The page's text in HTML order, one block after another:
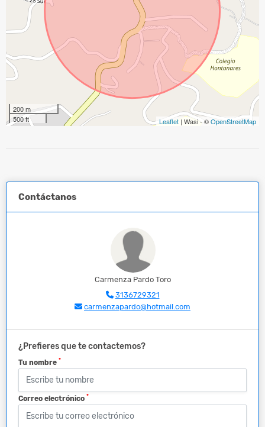
200 m
500 ft
Leaflet | Wasi - ©OpenStreetMap
Contáctanos
Carmenza Pardo Toro
3136729321
carmenzapardo@hotmail.com
¿Prefieres que te contactemos?
Tu nombre *
Correo electrónico *